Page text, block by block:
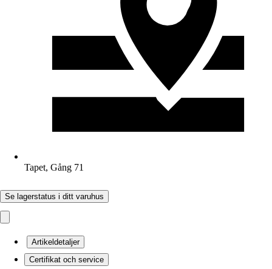
Tapet, Gång 71
Se lagerstatus i ditt varuhus
Artikeldetaljer
Certifikat och service